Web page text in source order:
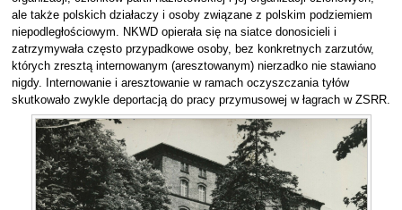
ale także polskich działaczy i osoby związane z polskim podziemiem
niepodległościowym. NKWD opierała się na siatce donosicieli i
zatrzymywała często przypadkowe osoby, bez konkretnych zarzutów,
których zresztą internowanym (aresztowanym) nierzadko nie stawiano
nigdy. Internowanie i aresztowanie w ramach oczyszczania tyłów
skutkowało zwykle deportacją do pracy przymusowej w łagrach w ZSRR.